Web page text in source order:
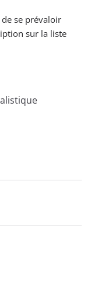
se prévaloir
sur la liste